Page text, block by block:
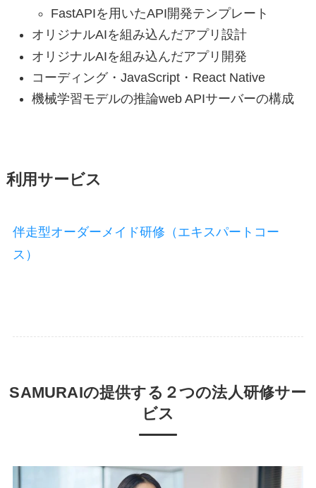
FastAPIを用いたAPI開発テンプレート
オリジナルAIを組み込んだアプリ設計
オリジナルAIを組み込んだアプリ開発
コーディング・JavaScript・React Native
機械学習モデルの推論web APIサーバーの構成
利用サービス
伴走型オーダーメイド研修（エキスパートコー
ス）
SAMURAIの提供する２つの法人研修サー
ビス